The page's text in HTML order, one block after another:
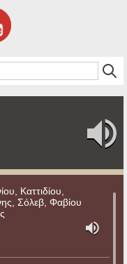
Καττιδίου,
Σόλεβ, Φαβίου